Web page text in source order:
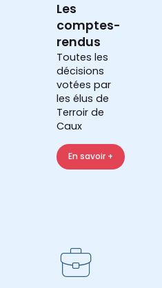
Les
comptes-
rendus
Toutes les
décisions
votées par
les élus de
Terroir de
Caux
En savoir +